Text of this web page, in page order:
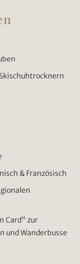
& Französisch
Card" zur
und Wanderbusse